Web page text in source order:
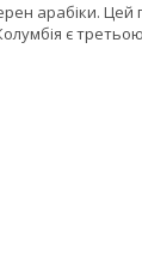
арабіки. Цей
є